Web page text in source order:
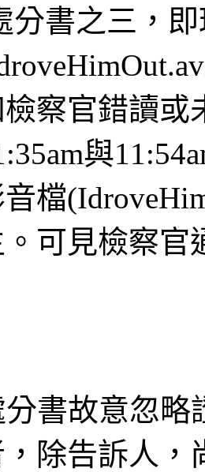
書之三，即
察官錯讀
與
檔
可見檢察
書故意忽略
除告訴人，